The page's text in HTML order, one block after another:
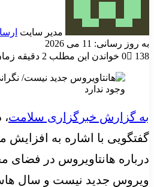
مدیر سایت
به روز رسانی: 11 می 2026
0
138 خواندن این مطلب 2 دقیقه زمان میبرد
به گزارش خبرگزاری سلامت
گفتگویی با اشاره به
درباره هانتاویروس در فضای
ویروس جدید نیست و سال